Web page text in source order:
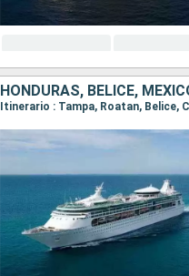
HONDURAS, BELICE,
Itinerario : Tampa, Roatan, Belice,